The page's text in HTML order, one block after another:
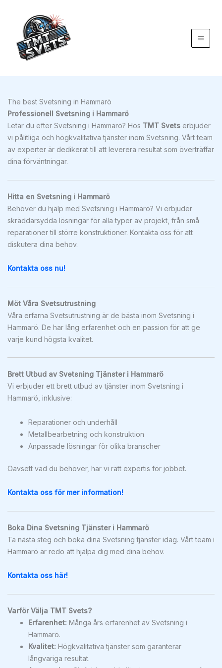
innehåll
The best Svetsning in Hammarö
Professionell Svetsning i Hammarö
Letar du efter Svetsning i Hammarö? Hos TMT Svets erbjuder
vi pålitliga och högkvalitativa tjänster inom Svetsning. Vårt team
av experter är dedikerat till att leverera resultat som överträffar
dina förväntningar.
Hitta en Svetsning i Hammarö
Behöver du hjälp med Svetsning i Hammarö? Vi erbjuder
skräddarsydda lösningar för alla typer av projekt, från små
reparationer till större konstruktioner. Kontakta oss för att
diskutera dina behov.
Kontakta oss nu!
Möt Våra Svetsutrustning
Våra erfarna Svetsutrustning är de bästa inom Svetsning i
Hammarö. De har lång erfarenhet och en passion för att ge
varje kund högsta kvalitet.
Brett Utbud av Svetsning Tjänster i Hammarö
Vi erbjuder ett brett utbud av tjänster inom Svetsning i
Hammarö, inklusive:
Reparationer och underhåll
Metallbearbetning och konstruktion
Anpassade lösningar för olika branscher
Oavsett vad du behöver, har vi rätt expertis för jobbet.
Kontakta oss för mer information!
Boka Dina Svetsning Tjänster i Hammarö
Ta nästa steg och boka dina Svetsning tjänster idag. Vårt team i
Hammarö är redo att hjälpa dig med dina behov.
Kontakta oss här!
Varför Välja TMT Svets?
Erfarenhet: Många års erfarenhet av Svetsning i
Hammarö.
Kvalitet: Högkvalitativa tjänster som garanterar
långvariga resultat.